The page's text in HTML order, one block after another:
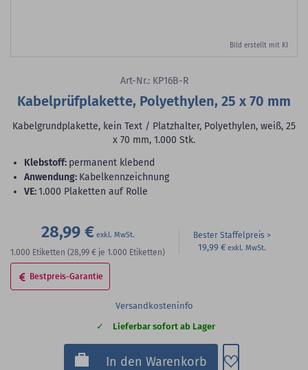
Bild erstellt mit KI
Art-Nr.: KP16B-R
Kabelprüfplakette, Polyethylen, 25 x 70 mm
Kabelgrundplakette, kein Text / Platzhalter, Polyethylen, weiß, 25
x 70 mm, 1.000 Stk.
Klebstoff: permanent klebend
Anwendung: Kabelkennzeichnung
VE:1.000 Plaketten auf Rolle
28,99 €
1.000 Etiketten (28,99 € je 1.000 Etiketten)
Bester Staffelpreis
19,99 €
Bestpreis-Garantie
Versandkosteninfo
Lieferbar sofort ab Lager
In den Warenkorb Zum